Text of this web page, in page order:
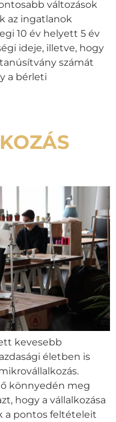
változások
az ingatlanok
10 év helyett 5 év
ideje, illetve, hogy
számát
a bérleti
kevesebb
életben is
könnyedén meg
hogy a vállalkozása
a pontos feltételeit